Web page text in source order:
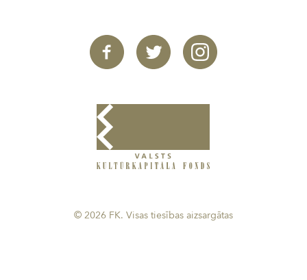
© 2026 FK. Visas tiesības aizsargātas